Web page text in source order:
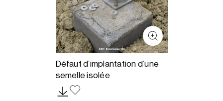
Défaut d’implantation d’une
semelle isolée